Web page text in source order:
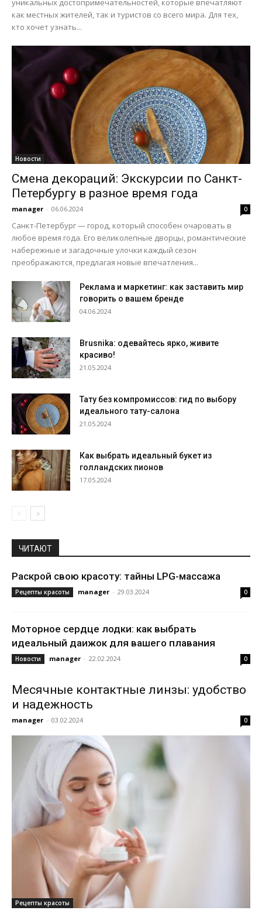
уникальных достопримечательностей, которые впечатляют
как местных жителей, так и туристов со всего мира. Для тех,
кто хочет узнать...
Новости
Смена декораций: Экскурсии по Санкт-
Петербургу в разное время года
manager - 06.06.2024 0
Санкт-Петербург — город, который способен очаровать в
любое время года. Его великолепные дворцы, романтические
набережные и загадочные улочки каждый сезон
преображаются, предлагая новые впечатления...
Реклама и маркетинг: как заставить мир
говорить о вашем бренде
04.06.2024
Brusnika: одевайтесь ярко, живите
красиво!
21.05.2024
Тату без компромиссов: гид по выбору
идеального тату-салона
21.05.2024
Как выбрать идеальный букет из
голландских пионов
17.05.2024
ЧИТАЮТ
Раскрой свою красоту: тайны LPG-массажа
Рецепты красоты manager - 29.03.2024 0
Моторное сердце лодки: как выбрать
идеальный даижок для вашего плавания
Новости manager - 22.02.2024 0
Месячные контактные линзы: удобство
и надежность
manager - 03.02.2024 0
Рецепты красоты